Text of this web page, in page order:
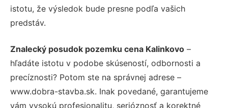
istotu, že výsledok bude presne podľa vašich
predstáv.
Znalecký posudok pozemku cena Kalinkovo –
hľadáte istotu v podobe skúseností, odbornosti a
precíznosti? Potom ste na správnej adrese –
www.dobra-stavba.sk. Inak povedané, garantujeme
vám vysokú profesionalitu, serióznosť a korektné